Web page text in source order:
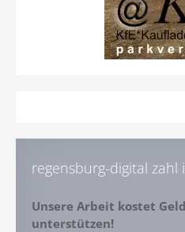
regensburg-digital zahl
Unsere Arbeit kostet
unterstützen!